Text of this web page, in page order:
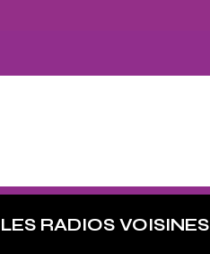
LES RADIOS VOISINES